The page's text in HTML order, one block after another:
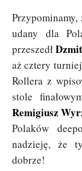
udany dla
przeszedł
aż cztery
Rollera z
stole
Remigiusz
Polaków
nadzieję, że
dobrze!